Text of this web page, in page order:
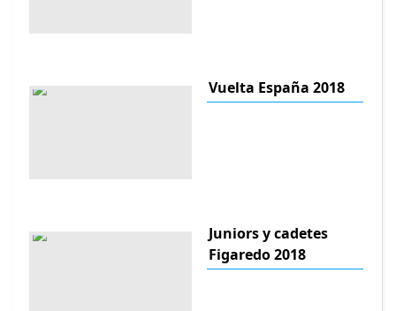
Vuelta España 2018
Juniors y cadetes
Figaredo 2018